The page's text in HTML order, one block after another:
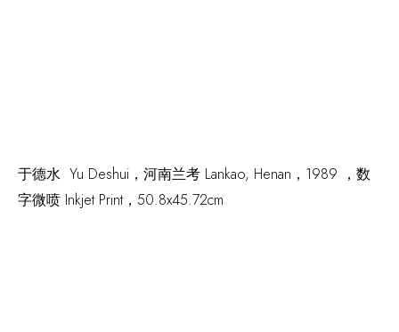
于德水 Yu Deshui， 河南兰考 Lankao, Henan ，1989 ，数
字微喷 Inkjet Print，50.8x45.72cm